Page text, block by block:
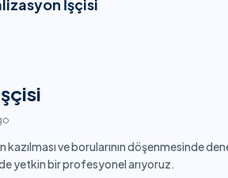
İşçisi
ve borularının döşenmesinde
yetkin bir profesyonel arıyoruz.